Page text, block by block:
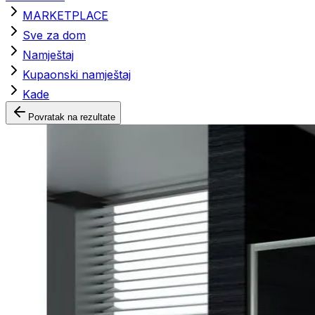
MARKETPLACE
Sve za dom
Namještaj
Kupaonski namještaj
Kade
Povratak na rezultate